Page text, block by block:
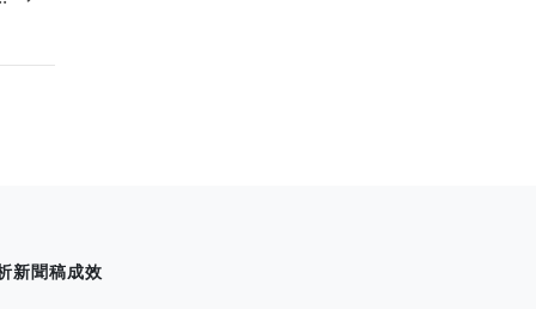
新聞稿成效